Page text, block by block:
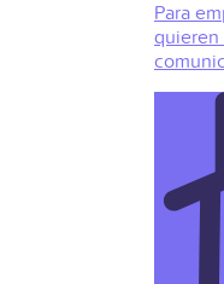
Para
quieren